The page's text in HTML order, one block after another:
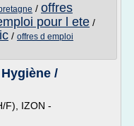
/ offres
pour l ete /
/ offres d emploi
/
F), IZON -